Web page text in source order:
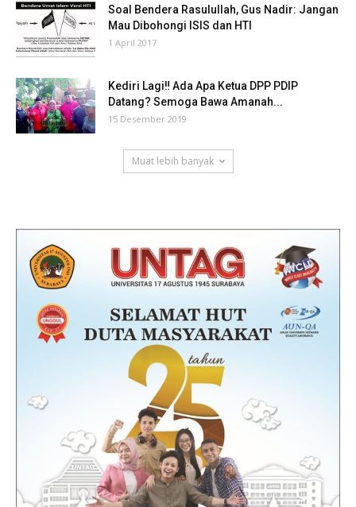
Soal Bendera Rasulullah, Gus Nadir: Jangan
Mau Dibohongi ISIS dan HTI
1 April 2017
Kediri Lagi‼ Ada Apa Ketua DPP PDIP
Datang? Semoga Bawa Amanah...
15 Desember 2019
Muat lebih banyak